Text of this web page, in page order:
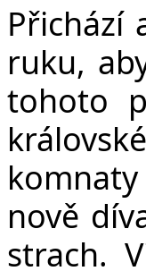
Přichází
ruku,
tohoto
nově
strach.